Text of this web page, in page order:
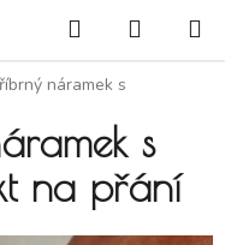
Hledat
náramek s
s
na přání